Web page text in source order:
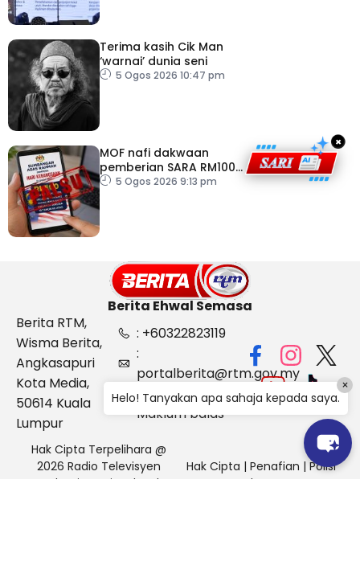
Terima kasih Cik Man
‘warnai’ dunia seni
5 Ogos 2026 10:47 pm
MOF nafi dakwaan
pemberian SARA RM100
sempena Hari
5 Ogos 2026 9:13 pm
×
Berita Ehwal Semasa
Berita RTM,
Wisma Berita,
Angkasapuri
Kota Media,
50614 Kuala
Lumpur
: +60322823119
:
portalberita@rtm.gov.my
: Aduan &
Maklum balas
Hak Cipta Terpelihara @
2026 Radio Televisyen
Malaysia, Berita Ehwal
Hak Cipta | Penafian | Polisi
Keselamatan
Helo! Tanyakan apa sahaja kepada saya.
×